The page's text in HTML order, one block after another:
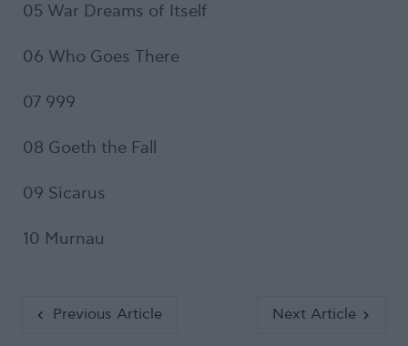
05 War Dreams of Itself
06 Who Goes There
07 999
08 Goeth the Fall
09 Sicarus
10 Murnau
Previous Article Next Article